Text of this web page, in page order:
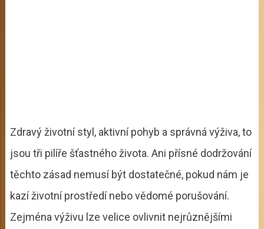
Zdravý životní styl, aktivní pohyb a správná výživa, to
jsou tři pilíře šťastného života. Ani přísné dodržování
těchto zásad nemusí být dostatečné, pokud nám je
kazí životní prostředí nebo vědomé porušování.
Zejména výživu lze velice ovlivnit nejrůznějšími